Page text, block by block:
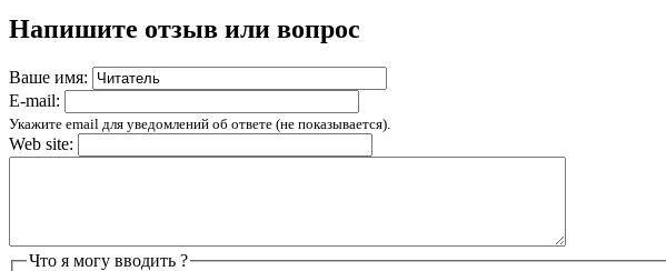
Напишите отзыв или вопрос
Ваше имя:
E-mail:
Укажите email для уведомлений об ответе (не показывается).
Web site:
Что я могу вводить ?